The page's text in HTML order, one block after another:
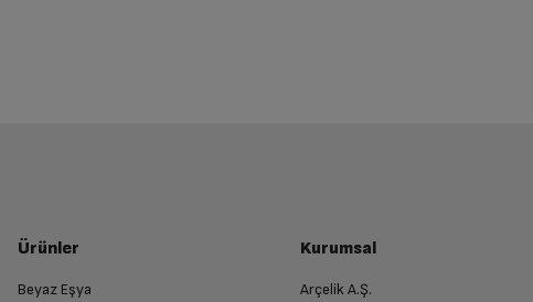
Ürünler
Beyaz Eşya
Kurumsal
Arçelik A.Ş.